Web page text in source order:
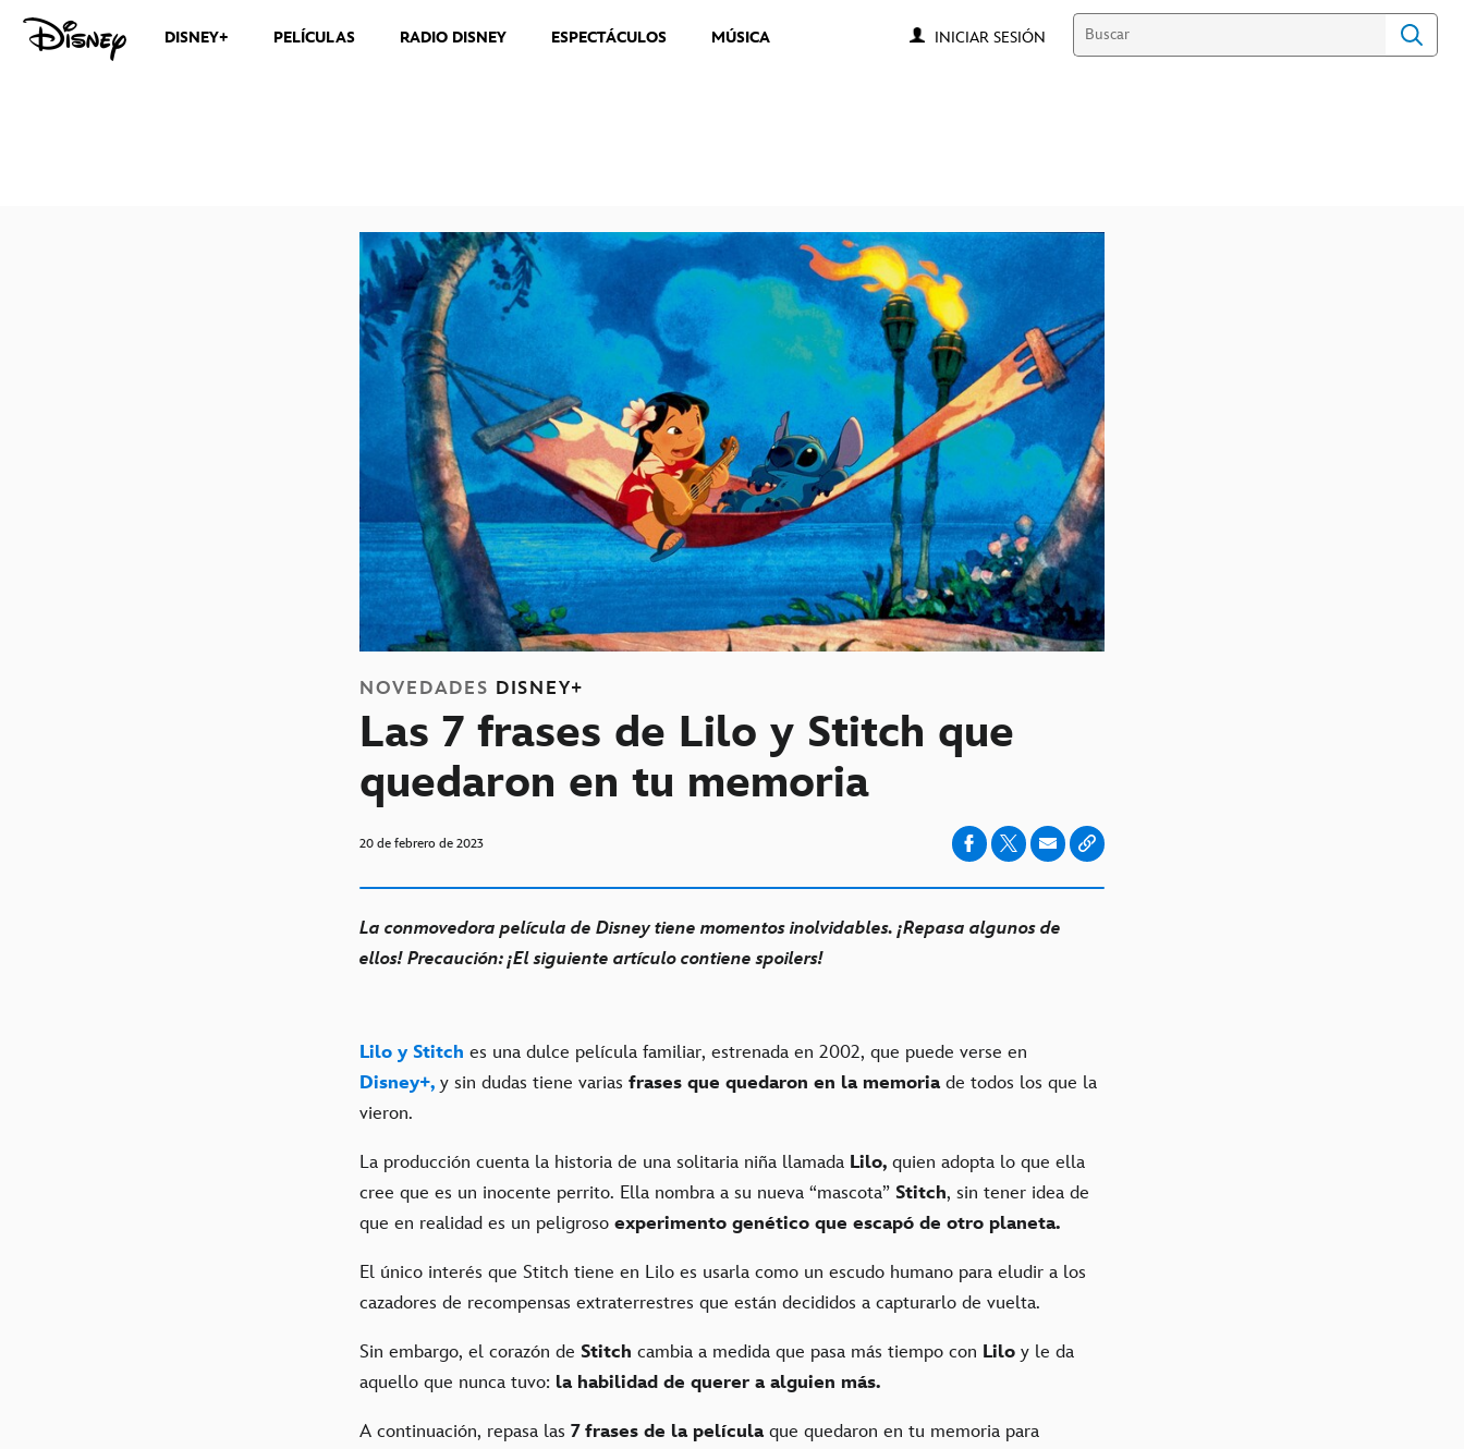
DISNEY+ PELÍCULAS RADIO DISNEY ESPECTÁCULOS MÚSICA INICIAR SESIÓN
NOVEDADES DISNEY+
Las 7 frases de Lilo y Stitch que
quedaron en tu memoria
20 de febrero de 2023
La conmovedora película de Disney tiene momentos inolvidables. ¡Repasa algunos de
ellos! Precaución: ¡El siguiente artículo contiene spoilers!
Lilo y Stitch es una dulce película familiar, estrenada en 2002, que puede verse en
Disney+, y sin dudas tiene varias frases que quedaron en la memoriade todos los que la
vieron.
La producción cuenta la historia de una solitaria niña llamada Lilo, quien adopta lo que ella
cree que es un inocente perrito. Ella nombra a su nueva “mascota” Stitch, sin tener idea de
que en realidad es un peligroso experimento genético que escapó de otro planeta.
El único interés que Stitch tiene en Lilo es usarla como un escudo humano para eludir a los
cazadores de recompensas extraterrestres que están decididos a capturarlo de vuelta.
Sin embargo, el corazón de Stitch cambia a medida que pasa más tiempo con Lilo y le da
aquello que nunca tuvo: la habilidad de querer a alguien más.
A continuación, repasa las 7 frases de la películaque quedaron en tu memoria para